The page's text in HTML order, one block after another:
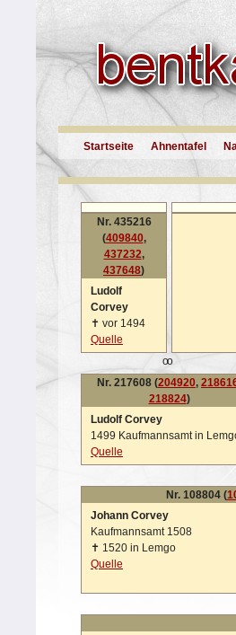
Startseite Ahnentafel
Nr. 435216
(409840,
437232,
437648)
Ludolf
Corvey
✝ vor 1494
Quelle
oo
Nr. 217608 (204920,
218824)
Ludolf Corvey
1499 Kaufmannsamt in
Quelle
Nr. 108804 (
Johann Corvey
Kaufmannsamt 1508
✝ 1520 in Lemgo
Quelle